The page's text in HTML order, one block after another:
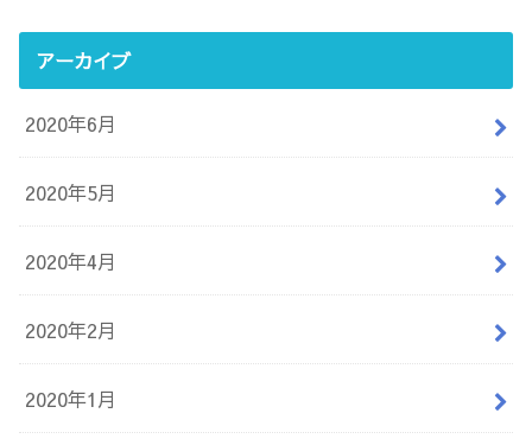
アーカイブ
2020年6月
2020年5月
2020年4月
2020年2月
2020年1月